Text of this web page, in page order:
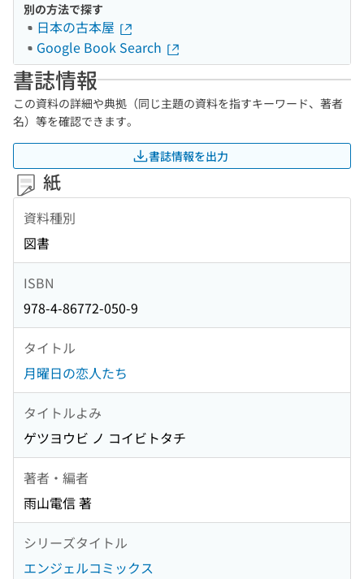
別の方法で探す
日本の古本屋
Google Book Search
書誌情報
この資料の詳細や典拠（同じ主題の資料を指すキーワード、著者
名）等を確認できます。
書誌情報を出力
紙
資料種別
図書
ISBN
978-4-86772-050-9
タイトル
月曜日の恋人たち
タイトルよみ
ゲツヨウビ ノ コイビトタチ
著者・編者
雨山電信 著
シリーズタイトル
エンジェルコミックス